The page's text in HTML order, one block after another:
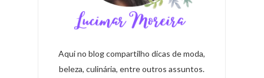
Aqui no blog compartilho dicas de moda,
beleza, culinária, entre outros assuntos.